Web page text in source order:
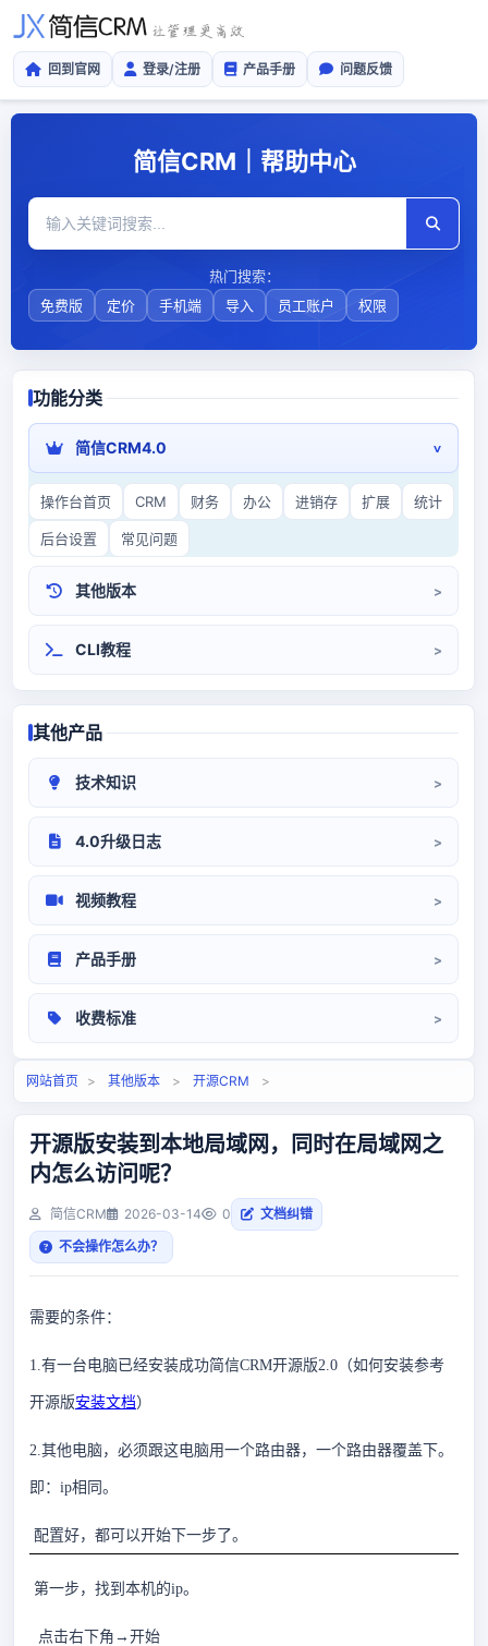
回到官网 登录/注册 产品手册 问题反馈
简信CRM｜帮助中心
热门搜索：
免费版
定价 手机端 导入 员工账户 权限
功能分类
简信CRM4.0
操作台首页 CRM 财务 办公 进销存 扩展 统计
后台设置 常见问题
其他版本
CLI教程
其他产品
技术知识
4.0升级日志
视频教程
产品手册
收费标准
相关问题 定价标准
网站首页 > 其他版本 > 开源CRM >
开源版安装到本地局域网，同时在局域网之
内怎么访问呢？
简信CRM 2026-03-14 0
文档纠错
不会操作怎么办？
需要的条件：
1.有一台电脑已经安装成功简信CRM开源版2.0（如何安装参考
开源版安装文档）
2.其他电脑，必须跟这电脑用一个路由器，一个路由器覆盖下。
即：ip相同。
配置好，都可以开始下一步了。
第一步，找到本机的ip。
点击右下角→开始